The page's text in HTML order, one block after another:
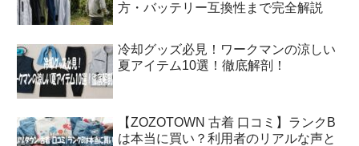
方・バッテリー互換性まで完全解説
冷却グッズ必見！ワークマンの涼しい
夏アイテム10選！徹底解剖！
【ZOZOTOWN 古着 口コミ】ランクB
は本当に買い？利用者のリアルな声と